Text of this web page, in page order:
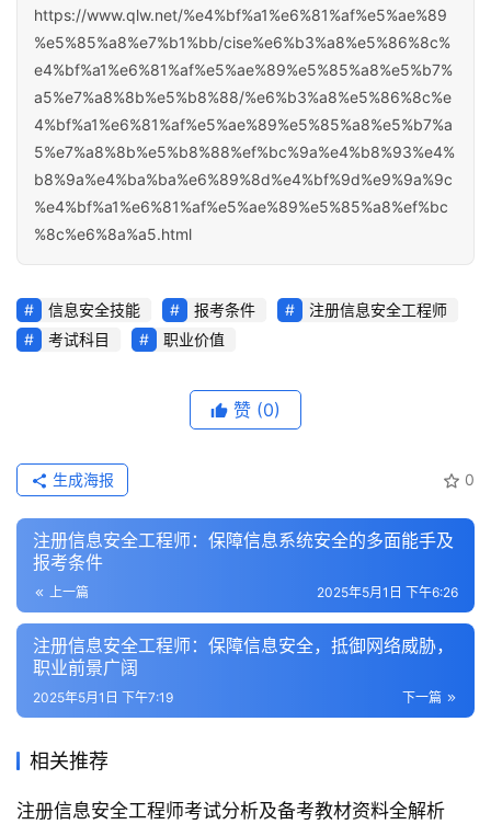
https://www.qlw.net/%e4%bf%a1%e6%81%af%e5%ae%89
%e5%85%a8%e7%b1%bb/cise%e6%b3%a8%e5%86%8c%
e4%bf%a1%e6%81%af%e5%ae%89%e5%85%a8%e5%b7%
a5%e7%a8%8b%e5%b8%88/%e6%b3%a8%e5%86%8c%e
4%bf%a1%e6%81%af%e5%ae%89%e5%85%a8%e5%b7%a
5%e7%a8%8b%e5%b8%88%ef%bc%9a%e4%b8%93%e4%
b8%9a%e4%ba%ba%e6%89%8d%e4%bf%9d%e9%9a%9c
%e4%bf%a1%e6%81%af%e5%ae%89%e5%85%a8%ef%bc
%8c%e6%8a%a5.html
信息安全技能 报考条件
注册信息安全工程师
考试科目
职业价值
赞 (0)
0
生成海报
注册信息安全工程师：保障信息系统安全的多面能手及
报考条件
上一篇 2025年5月1日 下午6:26
注册信息安全工程师：保障信息安全，抵御网络威胁，
职业前景广阔
下一篇
2025年5月1日 下午7:19
相关推荐
注册信息安全工程师考试分析及备考教材资料全解析